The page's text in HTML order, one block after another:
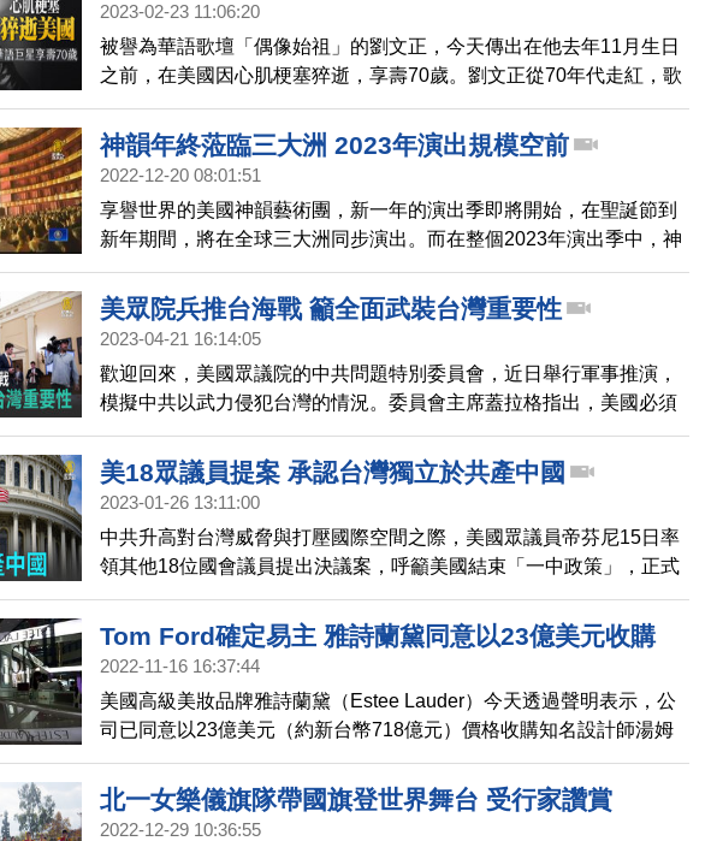
2023-02-23 11:06:20
被譽為華語歌壇「偶像始祖」的劉文正，今天傳出在他去年11月生日
之前，在美國因心肌梗塞猝逝，享壽70歲。劉文正從70年代走紅，歌
曲風行台灣、中國大陸、東南亞、香港等地，還以「蘭花草」等校園
民歌掀起模仿旋風，具有廣大影響力。但他選擇在當紅時候急流湧
退，離開演藝圈到美國。一代巨星過世的消息，隨即登上中國微博熱
神韻年終蒞臨三大洲 2023年演出規模空前
2022-12-20 08:01:51
享譽世界的美國神韻藝術團，新一年的演出季即將開始，在聖誕節到
新年期間，將在全球三大洲同步演出。而在整個2023年演出季中，神
韻將在全球五大洲20多個國家，180多個城市，為上百萬觀眾帶來全
新演出，規模空前。
美眾院兵推台海戰 籲全面武裝台灣重要性
2023-04-21 16:14:05
歡迎回來，美國眾議院的中共問題特別委員會，近日舉行軍事推演，
模擬中共以武力侵犯台灣的情況。委員會主席蓋拉格指出，美國必須
加強對台灣的軍事合作，才能在衝突爆發前嚇阻中共。兵推也提及，
如果華府不去加強與該地區盟友的基地協議，美國與全球會面臨嚴重
代價。
美18眾議員提案 承認台灣獨立於共產中國
2023-01-26 13:11:00
中共升高對台灣威脅與打壓國際空間之際，美國眾議員帝芬尼15日率
領其他18位國會議員提出決議案，呼籲美國結束「一中政策」，正式
承認台灣獨立於共產中國，並說美國與台灣也該恢復正式外交關係。
英文新唐人專訪到眾議員帝芬尼，帶您了解。
Tom Ford確定易主 雅詩蘭黛同意以23億美元收購
2022-11-16 16:37:44
美國高級美妝品牌雅詩蘭黛（Estee Lauder）今天透過聲明表示，公
司已同意以23億美元（約新台幣718億元）價格收購知名設計師湯姆
福特（Tom Ford）旗下同名公司Tom Ford。
北一女樂儀旗隊帶國旗登世界舞台 受行家讚賞
2022-12-29 10:36:55